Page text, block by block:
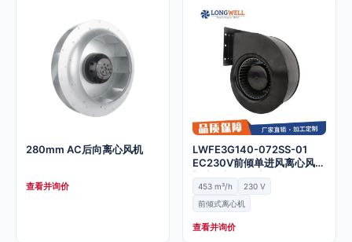
280mm AC后向离心风机
查看并询价
LWFE3G140-072SS-01
EC230V前倾单进风离心风机
蜗壳风机 低噪音风机
453 m³/h
230 V
前倾式离心机
查看并询价